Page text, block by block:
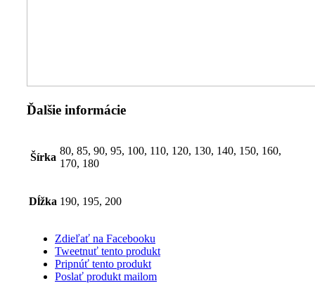
Ďalšie informácie
Šírka
80, 85, 90, 95, 100, 110, 120, 130, 140, 150, 160,
170, 180
Dĺžka 190, 195, 200
Zdieľať na Facebooku
Tweetnuť tento produkt
Pripnúť tento produkt
Poslať produkt mailom